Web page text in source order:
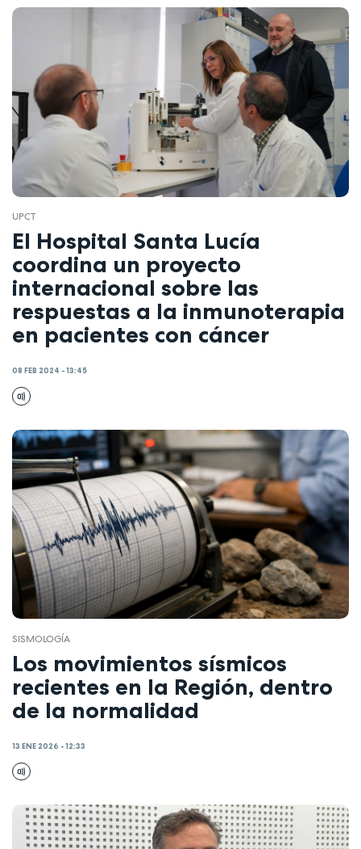
UPCT
El Hospital Santa Lucía
coordina un proyecto
internacional sobre las
respuestas a la inmunoterapia
en pacientes con cáncer
08 FEB 2024 - 13:45
SISMOLOGÍA
Los movimientos sísmicos
recientes en la Región, dentro
de la normalidad
13 ENE 2026 - 12:33